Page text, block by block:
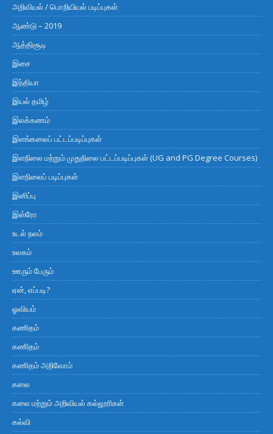
அறிவியல் / பொறியியல் படிப்புகள்
ஆண்டு – 2019
ஆத்திசூடி
இசை
இந்தியா
இயல் தமிழ்
இலக்கணம்
இளங்கலைப் பட்டப்படிப்புகள்
இளநிலை மற்றும் முதுநிலை பட்டப்படிப்புகள் (UG and PG Degree Courses)
இளநிலைப் படிப்புகள்
இனிப்பு
இஸ்ரோ
உடல் நலம்
உலகம்
ஊரும் பேரும்
ஏன், எப்படி?
ஓவியம்
கணிதம்
கணிதம்
கணிதம் அறிவோம்
கலை
கலை மற்றும் அறிவியல் கல்லூரிகள்
கல்வி